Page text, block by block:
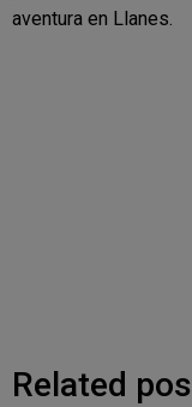
aventura en Llanes.
Related